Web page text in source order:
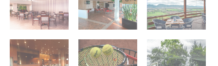
Barlovento
Restaurante
La
Fragata
Catalejo
Cafeteria